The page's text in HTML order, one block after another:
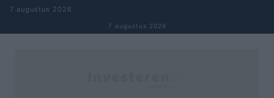
Naar inhoud springen
7 augustus 2026
7 augustus 2026